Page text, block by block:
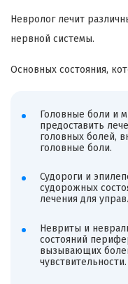
Невролог лечит
нервной системы.
Основных состояния,
Головные боли и
предоставить
головных болей,
головные боли.
Судороги и
судорожных
лечения для
Невриты и
состояний
вызывающих
чувствительности.